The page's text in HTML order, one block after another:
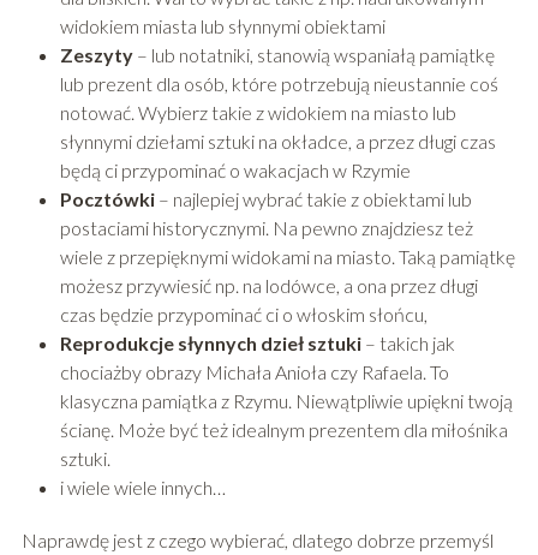
widokiem miasta lub słynnymi obiektami
Zeszyty – lub notatniki, stanowią wspaniałą pamiątkę
lub prezent dla osób, które potrzebują nieustannie coś
notować. Wybierz takie z widokiem na miasto lub
słynnymi dziełami sztuki na okładce, a przez długi czas
będą ci przypominać o wakacjach w Rzymie
Pocztówki – najlepiej wybrać takie z obiektami lub
postaciami historycznymi. Na pewno znajdziesz też
wiele z przepięknymi widokami na miasto. Taką pamiątkę
możesz przywiesić np. na lodówce, a ona przez długi
czas będzie przypominać ci o włoskim słońcu,
Reprodukcje słynnych dzieł sztuki– takich jak
chociażby obrazy Michała Anioła czy Rafaela. To
klasyczna pamiątka z Rzymu. Niewątpliwie upiękni twoją
ścianę. Może być też idealnym prezentem dla miłośnika
sztuki.
i wiele wiele innych…
Naprawdę jest z czego wybierać, dlatego dobrze przemyśl